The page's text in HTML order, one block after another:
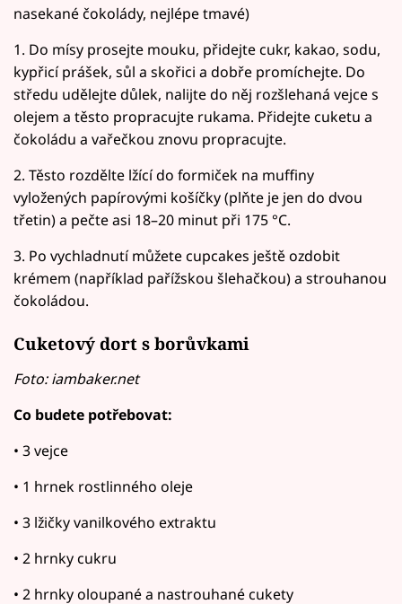
nasekané čokolády, nejlépe tmavé)
1. Do mísy prosejte mouku, přidejte cukr, kakao, sodu,
kypřicí prášek, sůl a skořici a dobře promíchejte. Do
středu udělejte důlek, nalijte do něj rozšlehaná vejce s
olejem a těsto propracujte rukama. Přidejte cuketu a
čokoládu a vařečkou znovu propracujte.
2. Těsto rozdělte lžící do formiček na muffiny
vyložených papírovými košíčky (plňte je jen do dvou
třetin) a pečte asi 18–20 minut při 175 °C.
3. Po vychladnutí můžete cupcakes ještě ozdobit
krémem (například pařížskou šlehačkou) a strouhanou
čokoládou.
Cuketový dort s borůvkami
Foto: iambaker.net
Co budete potřebovat:
• 3 vejce
• 1 hrnek rostlinného oleje
• 3 lžičky vanilkového extraktu
• 2 hrnky cukru
• 2 hrnky oloupané a nastrouhané cukety